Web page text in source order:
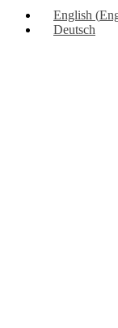
English (
Deutsch